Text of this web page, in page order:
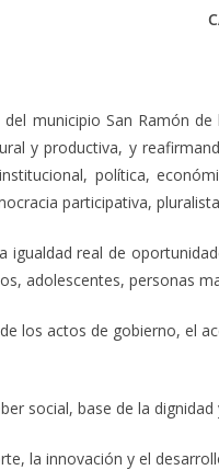
municipio San Ramón
y productiva, y
política,
participativa,
igualdad real de
adolescentes, personas
los actos de gobierno, el
social, base de la
la innovación y el